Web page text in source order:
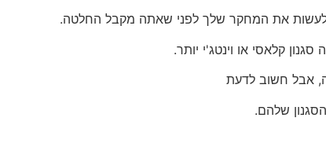
לעשות את המחקר שלך לפני שאתה מקבל החלטה.
קלאסי או וינטג'י יותר.
אבל חשוב לדעת
שלהם.